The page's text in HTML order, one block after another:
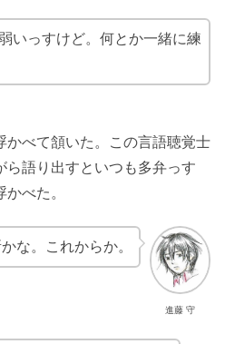
いっすけど。何とか一緒に練
かべて頷いた。この言語聴覚士
ら語り出すといつも多弁っす
べた。
進藤 守
な。これからか。